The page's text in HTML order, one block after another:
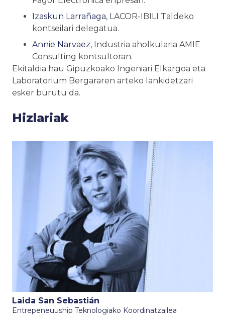
Izaskun Larrañaga, LACOR-IBILI Taldeko
kontseilari delegatua.
Annie Narvaez, Industria aholkularia AMIE
Consulting kontsultoran.
Ekitaldia hau Gipuzkoako Ingeniari Elkargoa eta
Laboratorium Bergararen arteko lankidetzari
esker burutu da.
Hizlariak
Laida San Sebastián
Entrepeneuuship Teknologiako Koordinatzailea